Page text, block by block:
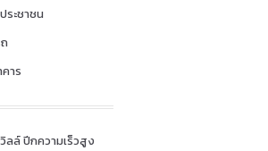
ระชาชน
าร
ลล์ ปีกความเร็วสูง